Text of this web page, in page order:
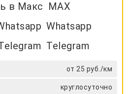
MAX
Whatsapp
Telegram
от 25 руб./км
круглосуточно